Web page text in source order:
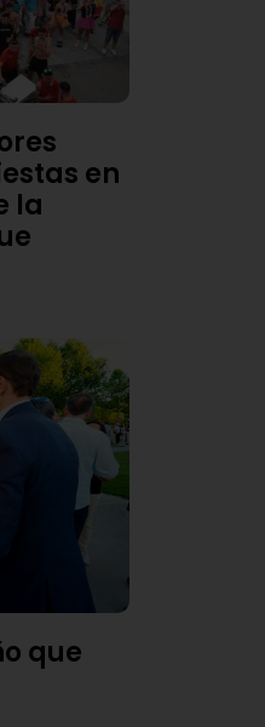
en
la
que